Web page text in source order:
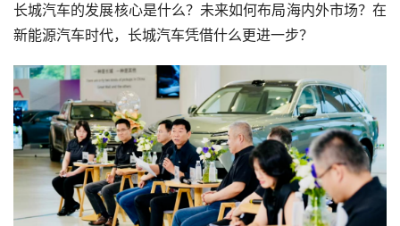
长城汽车的发展核心是什么？未来如何布局海内外市场？在
新能源汽车时代，长城汽车凭借什么更进一步？